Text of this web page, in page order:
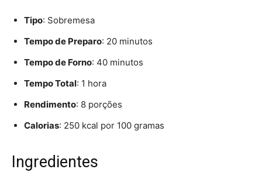
Tipo: Sobremesa
Tempo de Preparo: 20 minutos
Tempo de Forno: 40 minutos
Tempo Total: 1 hora
Rendimento: 8 porções
Calorias: 250 kcal por 100 gramas
Ingredientes